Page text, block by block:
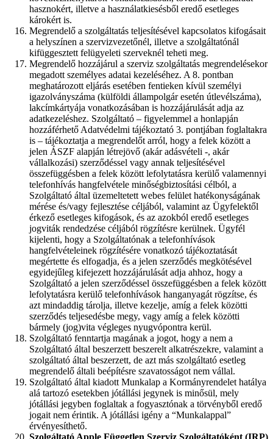
hasznokért, illetve a használatkiesésből eredő esetleges
károkért is.
Megrendelő a szolgáltatás teljesítésével kapcsolatos kifogásait
a helyszínen a szervizvezetőnél, illetve a szolgáltatónál
kifüggesztett felügyeleti szerveknél teheti meg.
Megrendelő hozzájárul a szerviz szolgáltatás megrendelésekor
megadott személyes adatai kezeléséhez. A 8. pontban
meghatározott eljárás esetében fentieken kívül személyi
igazolványszáma (külföldi állampolgár esetén útlevélszáma),
lakcímkártyája vonatkozásában is hozzájárulását adja az
adatkezeléshez. Szolgáltató – figyelemmel a honlapján
hozzáférhető Adatvédelmi tájékoztató 3. pontjában foglaltakra
is – tájékoztatja a megrendelőt arról, hogy a felek között a
jelen ÁSZF alapján létrejövő (akár adásvételi -, akár
vállalkozási) szerződéssel vagy annak teljesítésével
összefüggésben a felek között lefolytatásra kerülő valamennyi
telefonhívás hangfelvétele minőségbiztosítási célból, a
Szolgáltató által üzemeltetett webes felület hatékonyságának
mérése és/vagy fejlesztése céljából, valamint az Ügyfelektől
érkező esetleges kifogások, és az azokból eredő esetleges
jogviták rendedzése céljából rögzítésre kerülnek. Ügyfél
kijelenti, hogy a Szolgáltatónak a telefonhívások
hangfelvételeinek rögzítésére vonatkozó tájékoztatását
megértette és elfogadja, és a jelen szerződés megkötésével
egyidejűleg kifejezett hozzájárulását adja ahhoz, hogy a
Szolgáltató a jelen szerződéssel összefüggésben a felek között
lefolytatásra kerülő telefonhívások hanganyagát rögzítse, és
azt mindaddig tárolja, illetve kezelje, amíg a felek közötti
szerződés teljesedésbe megy, vagy amíg a felek közötti
bármely (jog)vita végleges nyugvópontra kerül.
Szolgáltató fenntartja magának a jogot, hogy a nem a
Szolgáltató által beszerzett beszerelt alkatrészekre, valamint a
szolgáltató által beszerzett, de azt más szolgáltató esetleg
megrendelő általi beépítésre szavatosságot nem vállal.
Szolgáltató által kiadott Munkalap a Kormányrendelet hatálya
alá tartozó esetekben jótállási jegynek is minősül, mely
jótállási jegyben foglaltak a fogyasztónak a törvényből eredő
jogait nem érintik. A jótállási igény a “Munkalappal”
érvényesíthető.